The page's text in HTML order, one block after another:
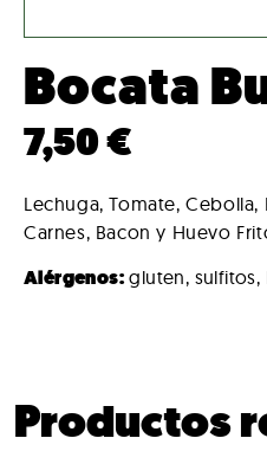
Bocata
7,50€
Lechuga, Tomate, Cebolla,
Carnes, Bacon y Huevo
Alérgenos:gluten, sulfitos,
Productos